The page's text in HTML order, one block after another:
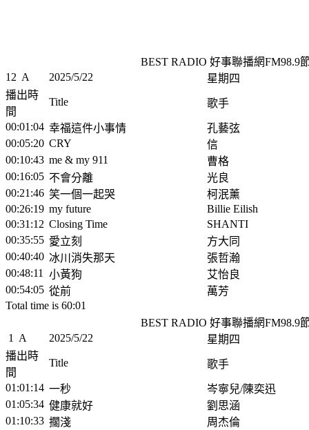
BEST RADIO 好事聯播網FM98.9
12 A 2025/5/22
星期四
播出時
間
Title
歌手
00:01:04 幸福這件小事情
孔藝弦
00:05:20 CRY
信
00:10:43 me & my 911
曹格
00:16:05 不會分離
光良
00:21:46 笑一個一起哭
柯泯薰
00:26:19 my future
Billie Eilish
00:31:12 Closing Time
SHANTI
00:35:55 愛立刻
方大同
00:40:40 冰川消失那天
張哲瀚
00:48:11
小黃狗
艾怡良
00:54:05 從前
萬芳
Total time is 60:01
BEST RADIO 好事聯播網FM98.9
1
A 2025/5/22
星期四
播出時
間
Title
歌手
01:01:14 一秒
岑寧兒/陳奕迅
01:05:34 健康就好
劉思涵
01:10:33 擱淺
周杰倫